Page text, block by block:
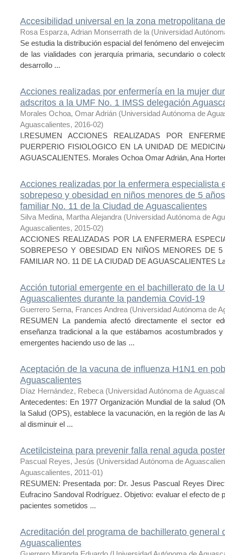
Accesibilidad universal en la zona metropolitana
Rosa Esparza, Adrian Monserrath de la (Universidad
Se estudia la distribución espacial del fenómeno del
de las vialidades con jerarquía primaria, secundario o
desarrollo ...
Acciones realizadas por enfermería en la mujer
adscritos a la UMF No. 1 IMSS delegación
Morales Ochoa, Omar Adrián (Universidad Autónoma de
Aguascalientes, 2016-02)
I.RESUMEN ACCIONES REALIZADAS POR
PUERPERIO FISIOLOGICO EN LA UNIDAD DE
AGUASCALIENTES. Morales Ochoa Omar Adrián, Ana
Acciones realizadas por la enfermera especialista
sobrepeso y obesidad en niños menores de 5
familiar No. 11 de la Ciudad de Aguascalientes
Silva Medina, Martha Alejandra (Universidad Autónoma de
Aguascalientes, 2015-02)
ACCIONES REALIZADAS POR LA ENFERMERA
SOBREPESO Y OBESIDAD EN NIÑOS MENORES DE
FAMILIAR NO. 11 DE LA CIUDAD DE AGUASCALIENTES
Acción tutorial emergente en el bachillerato de la
Aguascalientes durante la pandemia Covid-19
Guerrero Serna, Frances Andrea (Universidad Autónoma de
RESUMEN La pandemia afectó directamente el sector
enseñanza tradicional a la que estábamos acostumbrados
emergentes haciendo uso de las ...
Aceptación de la vacuna de influenza H1N1 en
Aguascalientes
Díaz Hernández, Rebeca (Universidad Autónoma de
Antecedentes: En 1977 Organización Mundial de la salud
la Salud (OPS), establece la vacunación, en la región de las
al disminuir el ...
Acetilcisteina para prevenir falla renal aguda
Pascual Reyes, Jesús (Universidad Autónoma de
Aguascalientes, 2011-01)
RESUMEN: Presentada por: Dr. Jesus Pascual Reyes
Eufracino Sandoval Rodríguez. Objetivo: evaluar el efecto de
pacientes sometidos ...
Acreditación del programa de bachillerato general
Aguascalientes